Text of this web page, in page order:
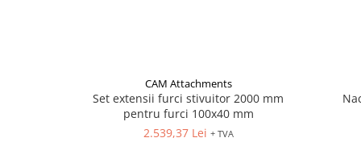
CAM Attachments
Set extensii furci stivuitor 2000 mm
pentru furci 100x40 mm
2.539,37 Lei + TVA